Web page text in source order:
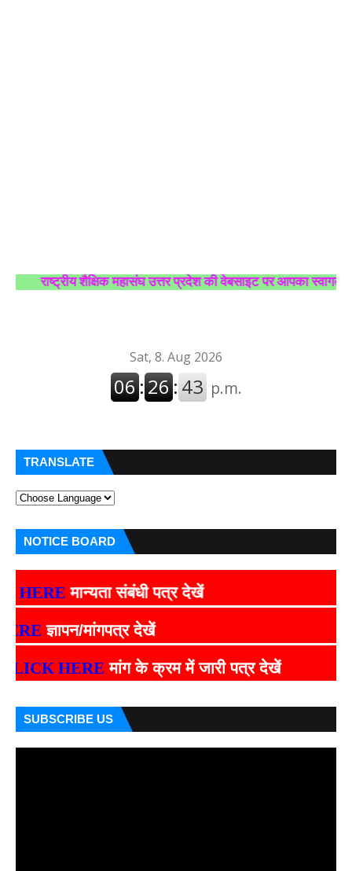
राष्ट्रीय शैक्षिक महासंघ उत्तर प्रदेश की वेबसाइट पर आपका स्वागत है।
TRANSLATE
NOTICE BOARD
मान्यता संबंधी पत्र देखें
ज्ञापन/मांगपत्र देखें
HEREमांग के क्रम में जारी पत्र देखें
SUBSCRIBE US